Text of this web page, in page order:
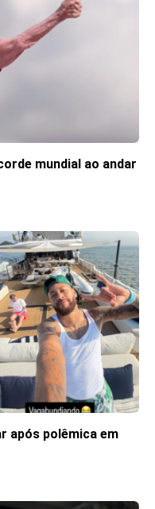
mundial ao andar
após polêmica em